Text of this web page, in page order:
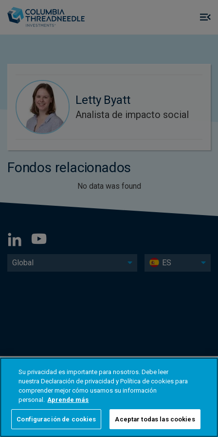
Letty Byatt
Analista de impacto social
Fondos relacionados
No data was found
Global ES
Su privacidad es importante para nosotros. Debe leer
nuestra Declaración de privacidad y Política de cookies para
comprender mejor cómo usamos su información
personal. Aprende más
Configuración de cookies Aceptar todas las cookies